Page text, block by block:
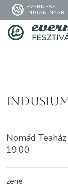
EVERNESS
INDIÁN NYÁR
Nomád
19:00
zene